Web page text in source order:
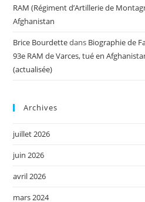
RAM (Régiment d’Artillerie de
Afghanistan
Brice Bourdettedans Biographie de
93e RAM de Varces, tué en
(actualisée)
Archives
juillet 2026
juin 2026
avril 2026
mars 2024